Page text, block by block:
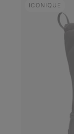
ICONIQUE